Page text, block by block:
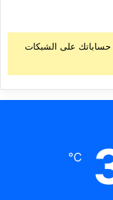
حساباتك على الشبكات
℃